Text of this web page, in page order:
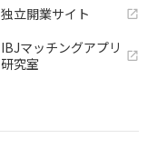
独立開業サイト
IBJマッチングアプリ
研究室